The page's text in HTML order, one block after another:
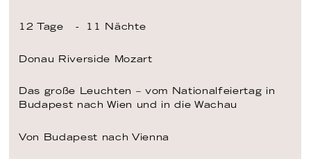
12 Tage 11 Nächte
Donau Riverside Mozart
Das große Leuchten – vom Nationalfeiertag in
Budapest nach Wien und in die Wachau
Von Budapest nach Vienna